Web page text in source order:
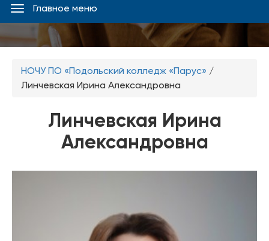
Главное
меню
Главное меню
Вы
здесь
НОЧУ ПО «Подольский колледж «Парус» /
Линчевская Ирина Александровна
Линчевская Ирина
Александровна